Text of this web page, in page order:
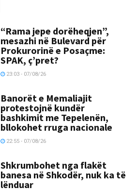
“Rama jepe dorëheqjen”,
mesazhi në Bulevard për
Prokurorinë e Posaçme:
SPAK, ç’pret?
23:03 - 07/08/26
Banorët e Memaliajit
protestojnë kundër
bashkimit me Tepelenën,
bllokohet rruga nacionale
22:55 - 07/08/26
Shkrumbohet nga flakët
banesa në Shkodër, nuk ka të
lënduar